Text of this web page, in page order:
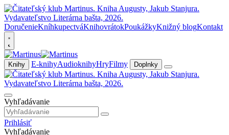
DoručenieKníhkupectváKnihovrátokPoukážkyKnižný blogKontakt
Knihy E-knihyAudioknihyHryFilmy Doplnky
Vyhľadávanie
Prihlásiť
Vyhľadávanie